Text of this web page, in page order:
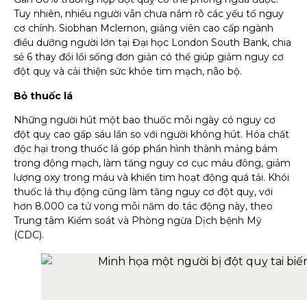
Tuy nhiên, nhiều người vẫn chưa nắm rõ các yếu tố nguy
cơ chính. Siobhan Mclernon, giảng viên cao cấp ngành
điều dưỡng người lớn tại Đại học London South Bank, chia
sẻ 6 thay đổi lối sống đơn giản có thể giúp giảm nguy cơ
đột quỵ và cải thiện sức khỏe tim mạch, não bộ.
Bỏ thuốc lá
Những người hút một bao thuốc mỗi ngày có nguy cơ
đột quỵ cao gấp sáu lần so với người không hút. Hóa chất
độc hại trong thuốc lá góp phần hình thành mảng bám
trong động mạch, làm tăng nguy cơ cục máu đông, giảm
lượng oxy trong máu và khiến tim hoạt động quá tải. Khói
thuốc lá thụ động cũng làm tăng nguy cơ đột quỵ, với
hơn 8.000 ca tử vong mỗi năm do tác động này, theo
Trung tâm Kiểm soát và Phòng ngừa Dịch bệnh Mỹ
(CDC).